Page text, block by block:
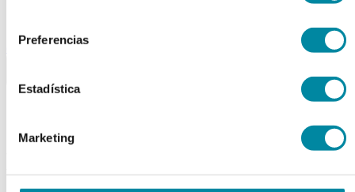
Preferencias
Estadística
Marketing
outlet
Búsqueda en el sitio